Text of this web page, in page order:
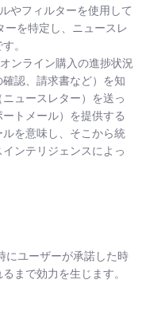
やフィルターを使用して
ーを特定し、ニュースレ
。
ンライン購入の進捗状況
確認、請求書など）を知
ュースレター）を送っ
トメール）を提供する
を意味し、そこから統
ンテリジェンスによっ
にユーザーが承諾した時
まで効力を生じます。